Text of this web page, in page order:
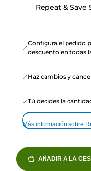
Repeat & Save
Configura el pedido
descuento en todas
Haz cambios y
Tú decides la
Más información sobre
AÑADIR A LA